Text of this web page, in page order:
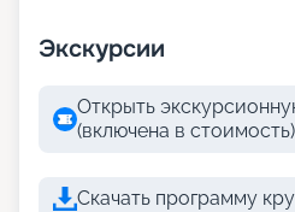
Экскурсии
Открыть
(включена в стоимость)
Скачать программу